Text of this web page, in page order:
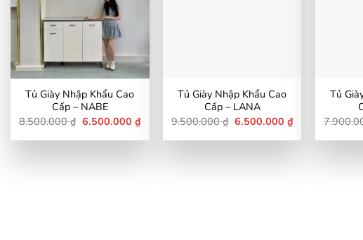
Tủ Giày Nhập Khẩu Cao
Cấp – NABE
8.500.000₫ Giá
là:
6.500.000₫Giá
tại
Tủ Giày Nhập Khẩu Cao
Cấp – LANA
9.500.000₫ Giá
là:
6.500.000 ₫Giá
hiện
tại
Tủ